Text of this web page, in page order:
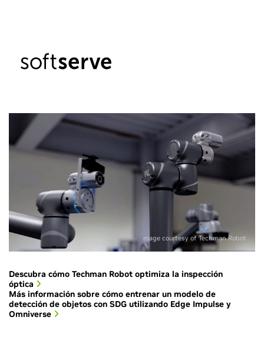
mage courtesy of Techman Robot
Descubra cómo Techman Robot optimiza la inspección
óptica
Más información sobre cómo entrenar un modelo de
detección de objetos con SDG utilizando Edge Impulse y
Omniverse